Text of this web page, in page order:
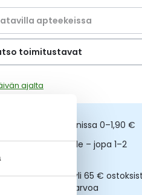
apteekeissa
toimitustavat
ajalta
kolmessa tunnissa 0–1,90 €
reseptilääkkeille – jopa 1–2
noutopisteisiin yli 65 €
ostoskorin arvoa